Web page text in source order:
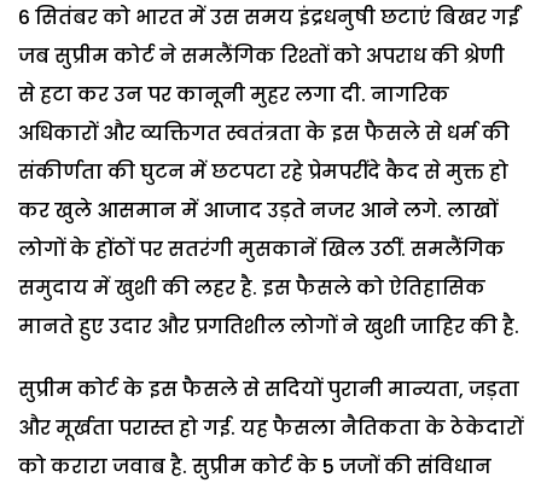
6 सितंबर को भारत में उस समय इंद्रधनुषी छटाएं बिखर गईं
जब सुप्रीम कोर्ट ने समलैंगिक रिश्तों को अपराध की श्रेणी
से हटा कर उन पर कानूनी मुहर लगा दी. नागरिक
अधिकारों और व्यक्तिगत स्वतंत्रता के इस फैसले से धर्म की
संकीर्णता की घुटन में छटपटा रहे प्रेमपरींदे कैद से मुक्त हो
कर खुले आसमान में आजाद उड़ते नजर आने लगे. लाखों
लोगों के होंठों पर सतरंगी मुसकानें खिल उठीं. समलैंगिक
समुदाय में खुशी की लहर है. इस फैसले को ऐतिहासिक
मानते हुए उदार और प्रगतिशील लोगों ने खुशी जाहिर की है.
सुप्रीम कोर्ट के इस फैसले से सदियों पुरानी मान्यता, जड़ता
और मूर्खता परास्त हो गई. यह फैसला नैतिकता के ठेकेदारों
को करारा जवाब है. सुप्रीम कोर्ट के 5 जजों की संविधान